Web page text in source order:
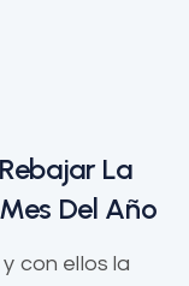
La
Del Año
con ellos la